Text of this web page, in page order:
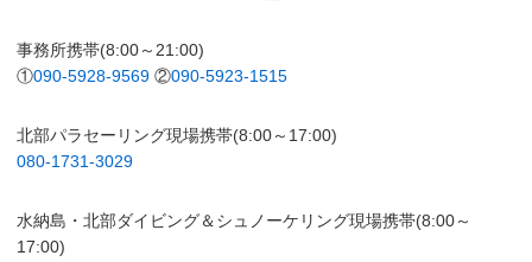
事務所携帯(8:00～21:00)
①090-5928-9569 ②090-5923-1515
北部パラセーリング現場携帯(8:00～17:00)
080-1731-3029
水納島・北部ダイビング＆シュノーケリング現場携帯(8:00～
17:00)